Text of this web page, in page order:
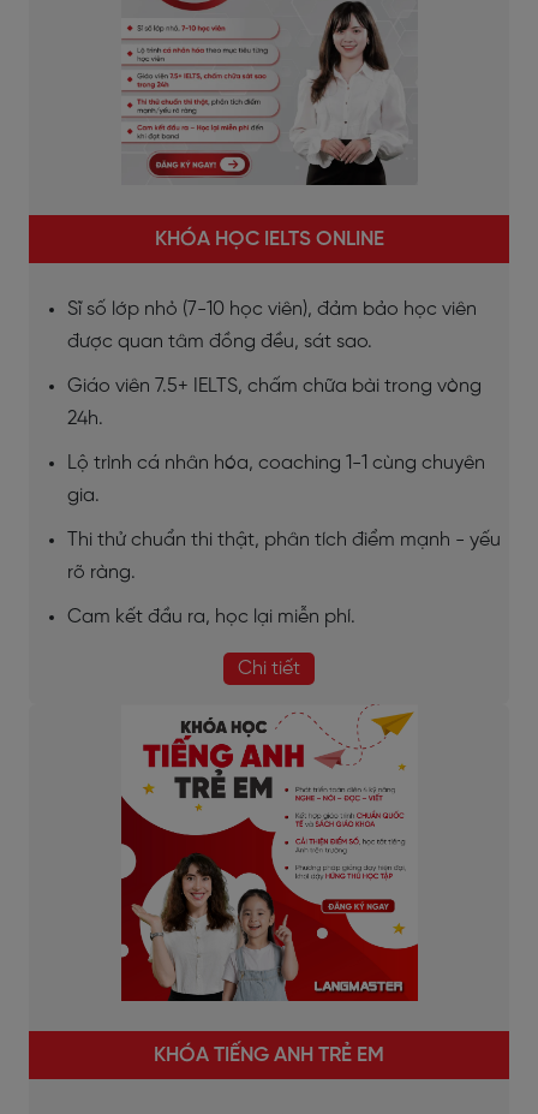
KHÓA HỌC IELTS ONLINE
Sĩ số lớp nhỏ (7-10 học viên), đảm bảo học viên
được quan tâm đồng đều, sát sao.
Giáo viên 7.5+ IELTS, chấm chữa bài trong vòng
24h.
Lộ trình cá nhân hóa, coaching 1-1 cùng chuyên
gia.
Thi thử chuẩn thi thật, phân tích điểm mạnh - yếu
rõ ràng.
Cam kết đầu ra, học lại miễn phí.
Chi tiết
KHÓA TIẾNG ANH TRẺ EM